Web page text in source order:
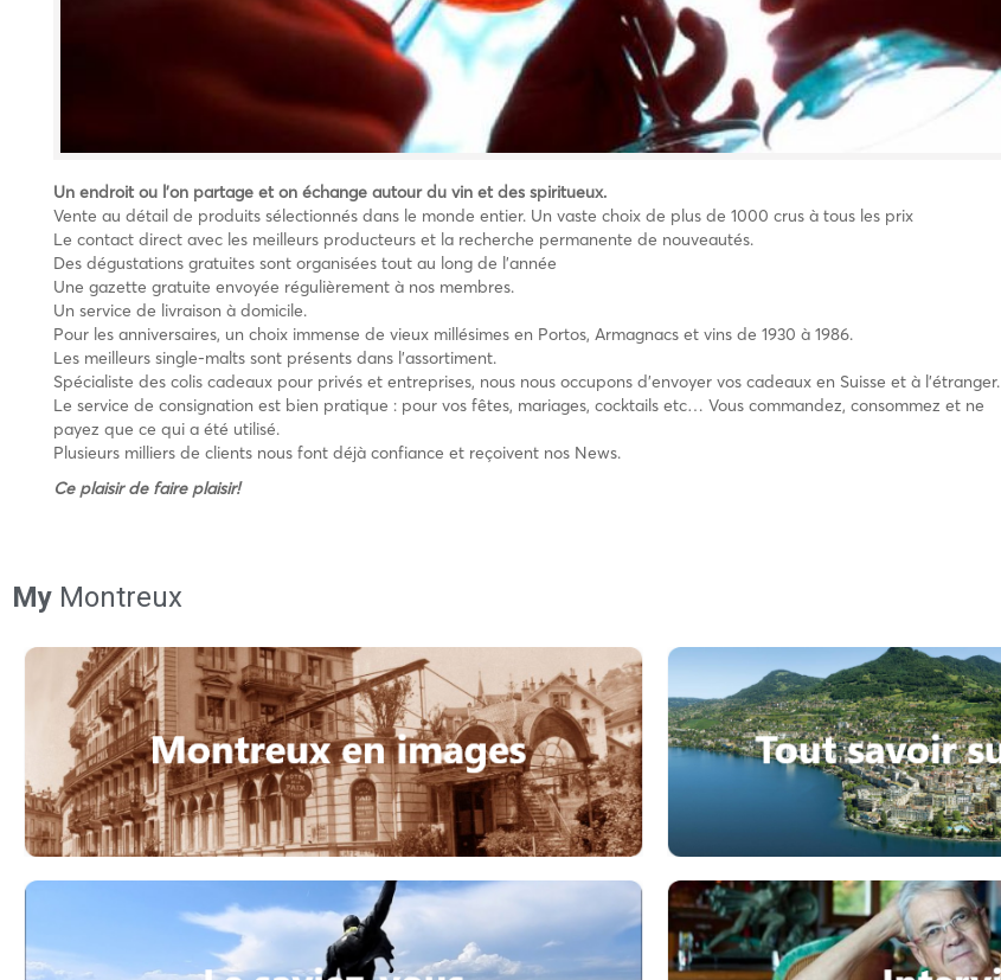
Un endroit ou l’on partage et on échange autour du vin et des spiritueux.
Vente au détail de produits sélectionnés dans le monde entier. Un vaste choix de plus de 1000 crus à tous les prix
Le contact direct avec les meilleurs producteurs et la recherche permanente de nouveautés.
Des dégustations gratuites sont organisées tout au long de l’année
Une gazette gratuite envoyée régulièrement à nos membres.
Un service de livraison à domicile.
Pour les anniversaires, un choix immense de vieux millésimes en Portos, Armagnacs et vins de 1930 à 1986.
Les meilleurs single-malts sont présents dans l’assortiment.
Spécialiste des colis cadeaux pour privés et entreprises, nous nous occupons d’envoyer vos cadeaux en Suisse et à l’étranger.
Le service de consignation est bien pratique : pour vos fêtes, mariages, cocktails etc… Vous commandez, consommez et ne
payez que ce qui a été utilisé.
Plusieurs milliers de clients nous font déjà confiance et reçoivent nos News.
Ce plaisir de faire plaisir!
My Montreux